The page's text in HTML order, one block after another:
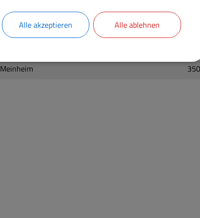
Dittenheim
Meinheim
Alle akzeptieren Alle ablehnen